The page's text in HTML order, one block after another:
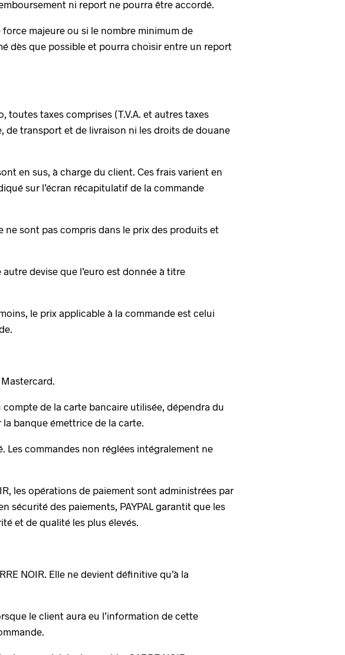
ni report ne pourra être accordé.
force majeure ou si le nombre minimum de
dès que possible et pourra choisir entre un report
toutes taxes comprises (T.V.A. et autres taxes
de transport et de livraison ni les droits de douane
en sus, à charge du client. Ces frais varient en
sur l’écran récapitulatif de la commande
ne sont pas compris dans le prix des produits et
devise que l’euro est donnée à titre
le prix applicable à la commande est celui
de la carte bancaire utilisée, dépendra du
banque émettrice de la carte.
Les commandes non réglées intégralement ne
les opérations de paiement sont administrées par
sécurité des paiements, PAYPAL garantit que les
et de qualité les plus élevés.
NOIR. Elle ne devient définitive qu’à la
le client aura eu l’information de cette